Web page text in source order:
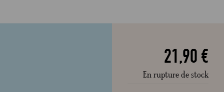
21,90 €
En rupture de stock